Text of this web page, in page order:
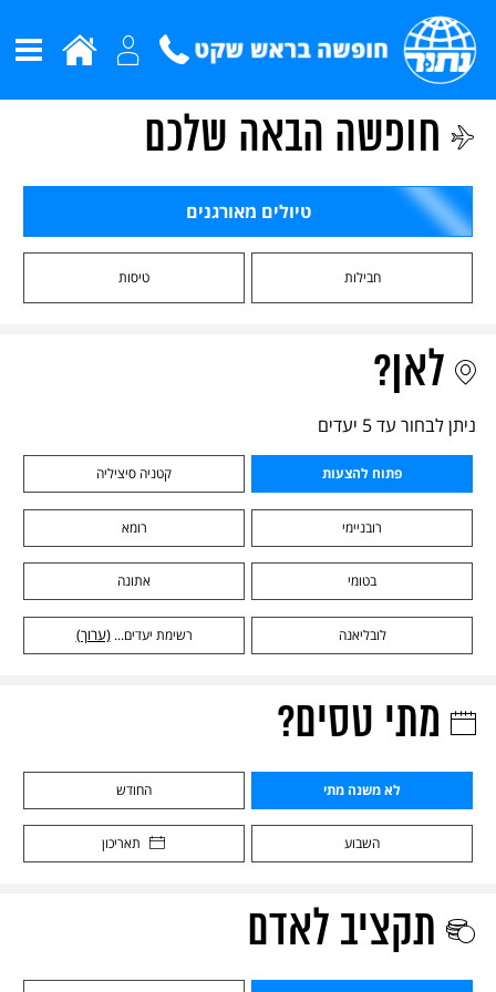
חופשה הבאה שלכם
טיולים מאורגנים
חבילות טיסות
לאן?
ניתן לבחור עד 5 יעדים
פתוח להצעות קטניה סיציליה
רובניימי רומא
בטומי אתונה
לובליאנה רשימת יעדים... (ערוך)
מתי טסים?
לא משנה מתי החודש
השבוע תאריכון
תקציב לאדם